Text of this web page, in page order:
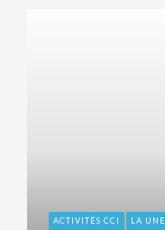
ACTIVITÉS CCI LA UNE